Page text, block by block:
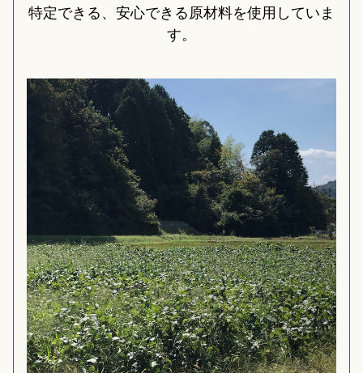
特定できる、安心できる原材料を使用していま
す。